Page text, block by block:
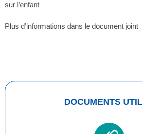
sur l’enfant
Plus d’informations dans le document joint
DOCUMENTS